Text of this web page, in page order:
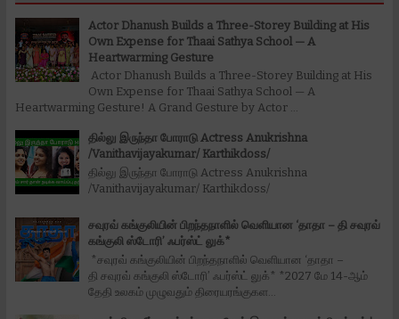
Actor Dhanush Builds a Three-Storey Building at His
Own Expense for Thaai Sathya School — A
Heartwarming Gesture
Actor Dhanush Builds a Three-Storey Building at His
Own Expense for Thaai Sathya School — A
Heartwarming Gesture! A Grand Gesture by Actor ...
தில்லு இருந்தா போராடு Actress Anukrishna
/Vanithavijayakumar/ Karthikdoss/
தில்லு இருந்தா போராடு Actress Anukrishna
/Vanithavijayakumar/ Karthikdoss/
சவுரவ் கங்குலியின் பிறந்தநாளில் வெளியான ‘தாதா – தி சவுரவ்
கங்குலி ஸ்டோரி’ ஃபர்ஸ்ட் லுக்*
*சவுரவ் கங்குலியின் பிறந்தநாளில் வெளியான ‘தாதா –
தி சவுரவ் கங்குலி ஸ்டோரி’ ஃபர்ஸ்ட் லுக்* *2027 மே 14-ஆம்
தேதி உலகம் முழுவதும் திரையரங்குகள...